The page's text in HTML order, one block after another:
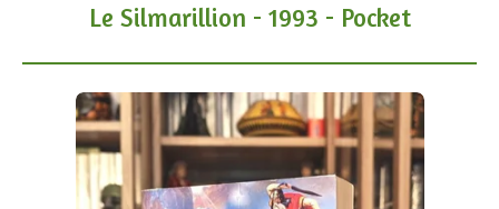
Le Silmarillion - 1993 - Pocket